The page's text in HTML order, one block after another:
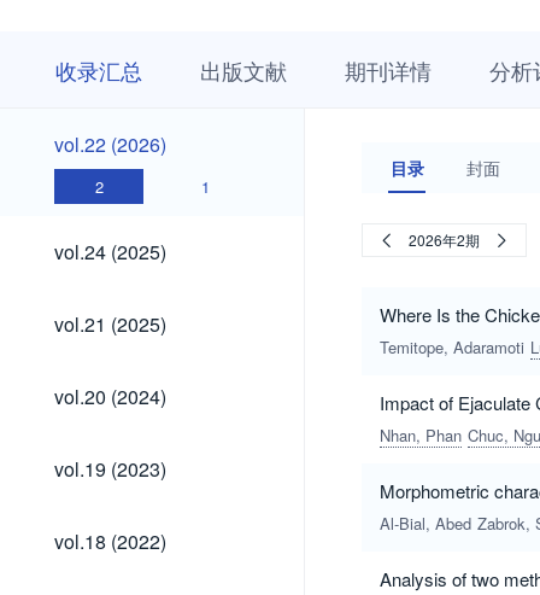
收录汇总 出版文献 期刊详情 分析
vol.22
(2026)
vol.22 (2026)
2 1
vol.24
(2025)
vol.24 (2025)
vol.21
(2025)
vol.21 (2025)
vol.20
(2024)
vol.20 (2024)
vol.19
(2023)
vol.19 (2023)
vol.18
(2022)
vol.18 (2022)
目录 封面
2026年2期
Where Is the
Temitope, Adaramoti
Impact of Ejaculate
Nhan, Phan Chuc,
Morphometric
Al-Bial, Abed Zabrok,
Analysis of two